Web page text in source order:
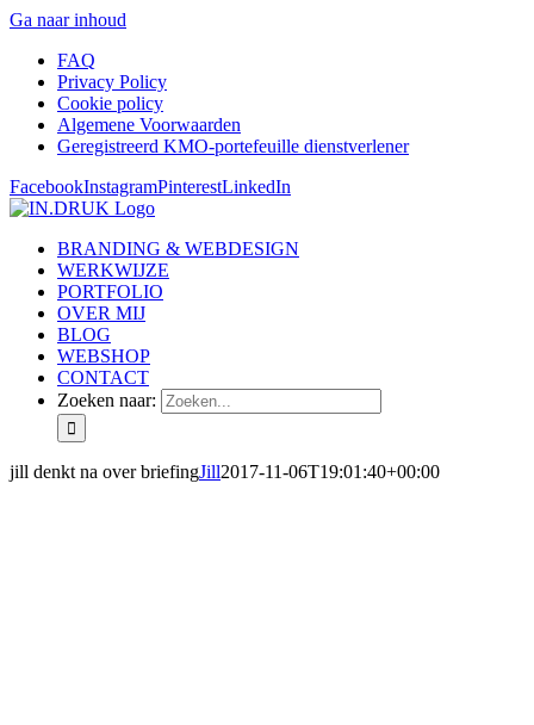
Ga naar inhoud
FAQ
Privacy Policy
Cookie policy
Algemene Voorwaarden
Geregistreerd KMO-portefeuille dienstverlener
FacebookInstagramPinterestLinkedIn
BRANDING & WEBDESIGN
WERKWIJZE
PORTFOLIO
OVER MIJ
BLOG
WEBSHOP
CONTACT
Zoeken naar:
jill denkt na over briefingJill2017-11-06T19:01:40+00:00